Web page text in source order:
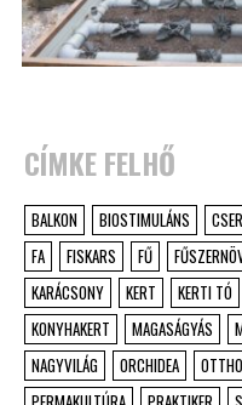
CÍMKE FELHŐ
BALKON BIOSTIMULÁNS
FA
FISKARS FŰ
KARÁCSONY
KERT KERTI TÓ
KONYHAKERT
MAGASÁGYÁS
NAGYVILÁG
ORCHIDEA